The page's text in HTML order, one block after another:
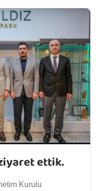
ettik.
Kurulu